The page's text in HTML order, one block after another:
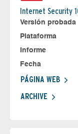
Internet Security
Versión probada
Plataforma
Informe
Fecha
PÁGINA WEB
ARCHIVE